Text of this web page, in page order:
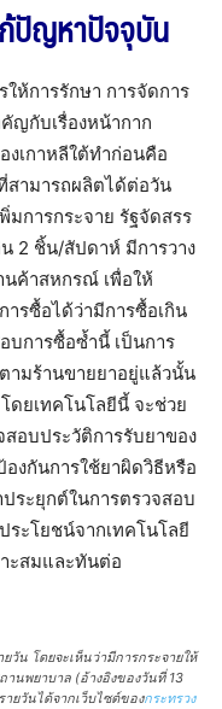
ก้ปัญหาปัจจุบัน
ให้การรักษา การจัดการ
ญกับเรื่องหน้ากาก
งเกาหลีใต้ทำก่อนคือ
สามารถผลิตได้ต่อวัน
มการกระจาย รัฐจัดสรร
2 ชิ้น/สัปดาห์ มีการวาง
ค้าสหกรณ์​ เพื่อให้
รซื้อได้ว่ามีการซื้อเกิน
บการซื้อซ้ำนี้ เป็นการ
ามร้านขายยาอยู่แล้วนั้น
โดยเทคโนโลยีนี้ จะช่วย
อบประวัติการรับยาของ
งกันการใช้ยาผิดวิธีหรือ
ระยุกต์ในการตรวจสอบ
ระโยชน์จากเทคโนโลยี
ะสมและทันต่อ
วัน โดยจะเห็นว่ามีการกระจายให้
นพยาบาล (อ้างอิงของวันที่ 13
ยวันได้จากเว็บไซต์ของกระทรวง